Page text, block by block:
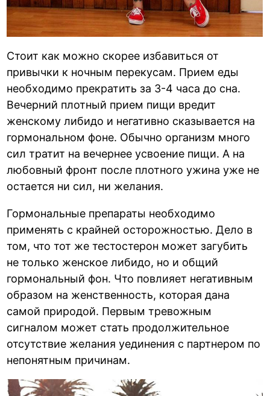
Стоит как можно скорее избавиться от
привычки к ночным перекусам. Прием еды
необходимо прекратить за 3-4 часа до сна.
Вечерний плотный прием пищи вредит
женскому либидо и негативно сказывается на
гормональном фоне. Обычно организм много
сил тратит на вечернее усвоение пищи. А на
любовный фронт после плотного ужина уже не
остается ни сил, ни желания.
Гормональные препараты необходимо
применять с крайней осторожностью. Дело в
том, что тот же тестостерон может загубить
не только женское либидо, но и общий
гормональный фон. Что повлияет негативным
образом на женственность, которая дана
самой природой. Первым тревожным
сигналом может стать продолжительное
отсутствие желания уединения с партнером по
непонятным причинам.